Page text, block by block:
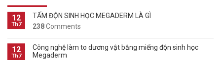
12
Th7
TẤM ĐỘN SINH HỌC MEGADERM LÀ GÌ
238Comments
12
Th7
Công nghệ làm to dương vật bằng miếng độn sinh học
Megaderm